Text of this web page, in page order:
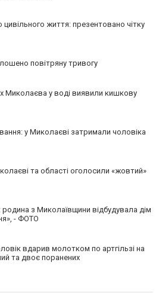
життя: презентовано чітку
повітряну тривогу
Миколаєва у воді виявили кишкову
у Миколаєві затримали чоловіка
та області оголосили «жовтий»
з Миколаївщини відбудувала дім
- ФОТО
вдарив молотком по артгільзі на
та двоє поранених